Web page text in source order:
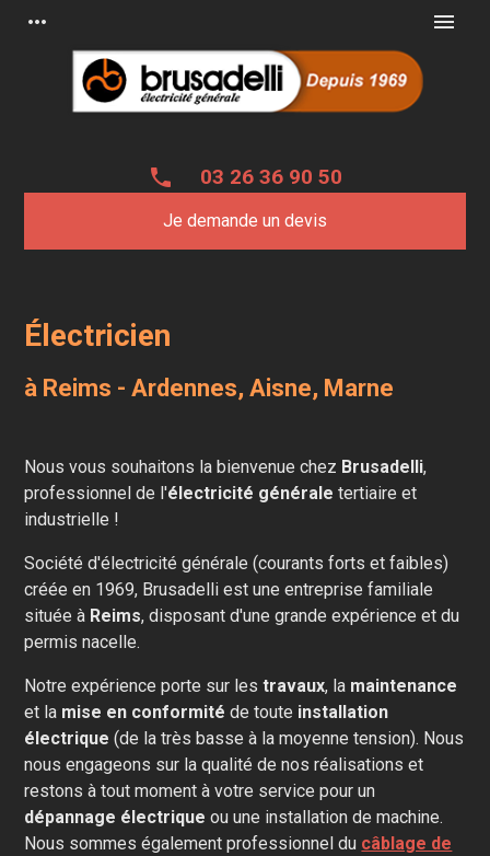
more_horiz menu
phone 03 26 36 90 50
Je demande un devis
Électricien
à Reims - Ardennes, Aisne, Marne
Nous vous souhaitons la bienvenue chez Brusadelli,
professionnel de l'électricité générale tertiaire et
industrielle !
Société d'électricité générale (courants forts et faibles)
créée en 1969, Brusadelli est une entreprise familiale
située à Reims, disposant d'une grande expérience et du
permis nacelle.
Notre expérience porte sur lestravaux, la maintenance
et la mise en conformité de toute installation
électrique (de la très basse à la moyenne tension). Nous
nous engageons sur la qualité de nos réalisations et
restons à tout moment à votre service pour un
dépannage électrique ou une installation de machine.
Nous sommes également professionnel du câblage de